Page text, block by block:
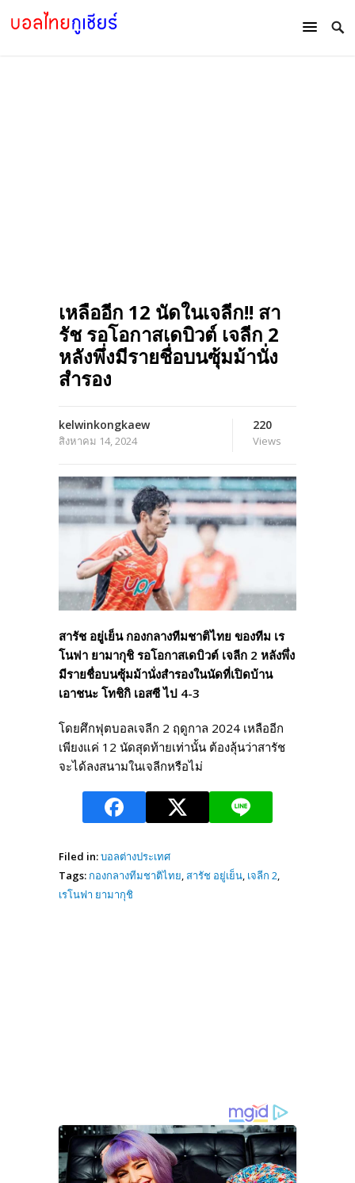
เหลืออีก 12 นัดในเจลีก!! สา
รัช รอโอกาสเดบิวต์ เจลีก 2
หลังพึ่งมีรายชื่อบนซุ้มม้านั่ง
สำรอง
kelwinkongkaew
สิงหาคม 14, 2024
220
Views
สารัช อยู่เย็น กองกลางทีมชาติไทย ของทีม เร
โนฟา ยามากุชิ รอโอกาสเดบิวต์ เจลีก 2 หลังพึ่ง
มีรายชื่อบนซุ้มม้านั่งสำรองในนัดที่เปิดบ้าน
เอาชนะ โทชิกิ เอสซี ไป 4-3
โดยศึกฟุตบอลเจลีก 2 ฤดูกาล 2024 เหลืออีก
เพียงแค่ 12 นัดสุดท้ายเท่านั้น ต้องลุ้นว่าสารัช
จะได้ลงสนามในเจลีกหรือไม่
Filed in:บอลต่างประเทศ
Tags: กองกลางทีมชาติไทย,สารัช อยู่เย็น, เจลีก 2,
เรโนฟา ยามากุชิ